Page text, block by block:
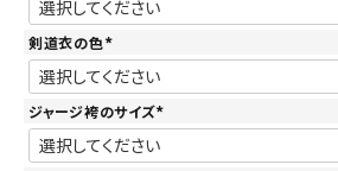
)
剣道衣の色
(
必
須
)
ジャージ袴のサイズ
(
必
須